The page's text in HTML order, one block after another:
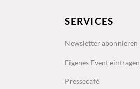
SERVICES
Newsletter abonnieren
Eigenes Event eintragen
Pressecafé